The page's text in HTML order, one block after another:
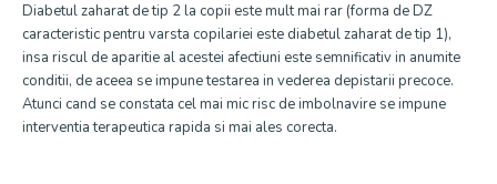
Diabetul zaharat de tip 2 la copii este mult mai rar (forma de DZ
caracteristic pentru varsta copilariei este diabetul zaharat de tip 1),
insa riscul de aparitie al acestei afectiuni este semnificativ in anumite
conditii, de aceea se impune testarea in vederea depistarii precoce.
Atunci cand se constata cel mai mic risc de imbolnavire se impune
interventia terapeutica rapida si mai ales corecta.